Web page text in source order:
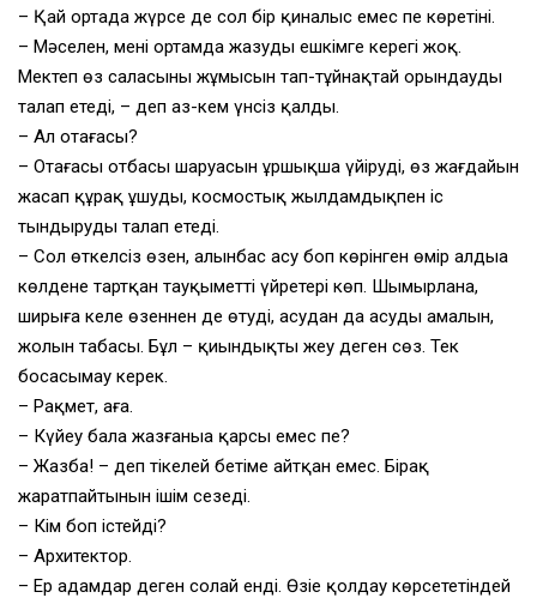
– Қай ортада жүрсең де сол бір қиналыс емес пе көретінің.
– Мәселен, менің ортамда жазудың ешкімге керегі жоқ.
Мектеп өз саласының жұмысын тап-тұйнақтай орындауды
талап етеді, – деп аз-кем үнсіз қалды.
– Ал отағасы?
– Отағасы отбасы шаруасын ұршықша үйіруді, өз жағдайын
жасап құрақ ұшуды, космостық жылдамдықпен іс
тындыруды талап етеді.
– Сол өткелсіз өзен, алынбас асу боп көрінген өмір алдыңа
көлденең тартқан тауқыметтің үйретері көп. Шымырлана,
ширыға келе өзеннен де өтудің, асудан да асудың амалын,
жолын табасың. Бұл – қиындықты жеңу деген сөз. Тек
босаңсымау керек.
– Рақмет, аға.
– Күйеу бала жазғаныңа қарсы емес пе?
– Жазба! – деп тікелей бетіме айтқан емес. Бірақ
жаратпайтынын ішім сезеді.
– Кім боп істейді?
– Архитектор.
– Ер адамдар деген солай енді. Өзіңе қолдау көрсететіндей